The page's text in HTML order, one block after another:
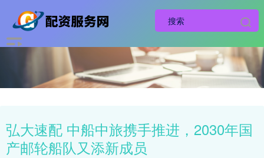
弘大速配 中船中旅携手推进，2030年国
产邮轮船队又添新成员